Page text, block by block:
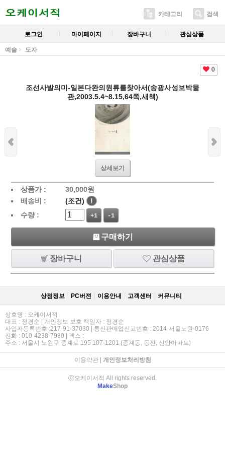
카테고리 검색
로그인 마이페이지 장바구니 관심상품
예술 도자
0
조선사발의미-일본다완의원류를찾아서(송광사성보박물
관,2003.5.4~8.15,64쪽,새책)
상세보기
상품가 : 30,000원
배송비 :
(조건)
!
수량 :
+1 -1
구매하기
장바구니 관심상품
상점정보 PC버젼 이용안내 고객센터 커뮤니티
상호명 : 오케이서적
대표 : 정경순 | 개인정보 보호 책임자 : 정경순
사업자등록번호 :217-91-37030 | 통신판매업신고번호 : 2014-서울노원-0176
전화 : 010-4238-7980 | 팩스 :
주소 : 서울시 노원구 중계로 195 107-1201 (중계동, 동진, 신안아파트)
이용약관| 개인정보처리방침
ⓒ오케이서적 All rights reserved.
MakeShop